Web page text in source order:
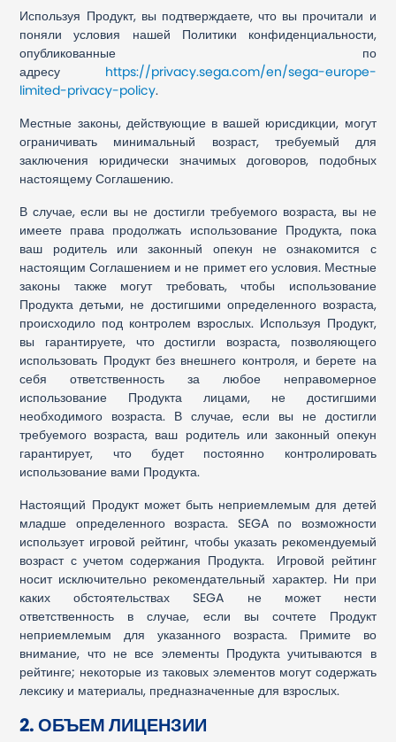
Используя Продукт, вы подтверждаете, что вы прочитали и
поняли условия нашей Политики конфиденциальности,
опубликованные по
адресу https://privacy.sega.com/en/sega-europe-
limited-privacy-policy.
Местные законы, действующие в вашей юрисдикции, могут
ограничивать минимальный возраст, требуемый для
заключения юридически значимых договоров, подобных
настоящему Соглашению.
В случае, если вы не достигли требуемого возраста, вы не
имеете права продолжать использование Продукта, пока
ваш родитель или законный опекун не ознакомится с
настоящим Соглашением и не примет его условия. Местные
законы также могут требовать, чтобы использование
Продукта детьми, не достигшими определенного возраста,
происходило под контролем взрослых. Используя Продукт,
вы гарантируете, что достигли возраста, позволяющего
использовать Продукт без внешнего контроля, и берете на
себя ответственность за любое неправомерное
использование Продукта лицами, не достигшими
необходимого возраста. В случае, если вы не достигли
требуемого возраста, ваш родитель или законный опекун
гарантирует, что будет постоянно контролировать
использование вами Продукта.
Настоящий Продукт может быть неприемлемым для детей
младше определенного возраста. SEGA по возможности
использует игровой рейтинг, чтобы указать рекомендуемый
возраст с учетом содержания Продукта. Игровой рейтинг
носит исключительно рекомендательный характер. Ни при
каких обстоятельствах SEGA не может нести
ответственность в случае, если вы сочтете Продукт
неприемлемым для указанного возраста. Примите во
внимание, что не все элементы Продукта учитываются в
рейтинге; некоторые из таковых элементов могут содержать
лексику и материалы, предназначенные для взрослых.
2. ОБЪЕМ ЛИЦЕНЗИИ